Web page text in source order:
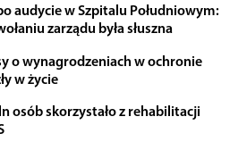
audycie w Szpitalu Południowym:
zarządu była słuszna
o wynagrodzeniach w ochronie
w życie
osób skorzystało z rehabilitacji